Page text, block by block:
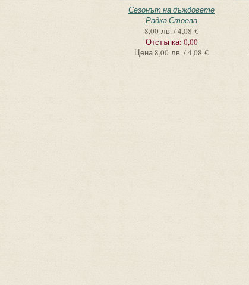
Сезонът на дъждовете
Радка Стоева
8,00 лв. / 4,08 €
Отстъпка: 0,00
Цена8,00 лв. / 4,08 €